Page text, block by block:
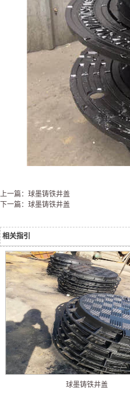
上一篇：球墨铸铁井盖
下一篇：球墨铸铁井盖
相关指引
球墨铸铁井盖